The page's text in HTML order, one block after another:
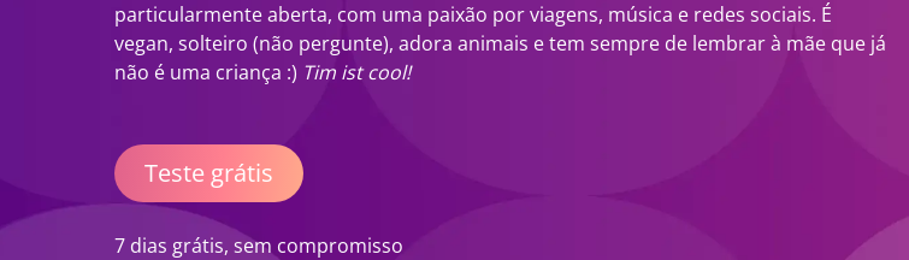
particularmente aberta, com uma paixão por viagens, música e redes sociais. É
vegan, solteiro (não pergunte), adora animais e tem sempre de lembrar à mãe que já
não é uma criança :) Tim ist cool!
Teste grátis
7 dias grátis, sem compromisso